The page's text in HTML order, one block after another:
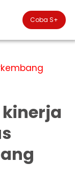
Coba S+
kinerja